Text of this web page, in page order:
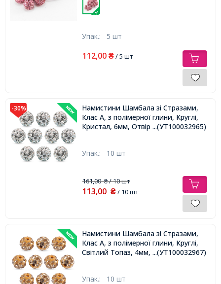
Упак.: 5 шт
112,00 ₴/ 5 шт
-30%
Намистини Шамбала зі Стразами,
Клас А, з полімерної глини, Круглі,
Кристал, 6мм, Отвір 1.2мм,...(УТ100032965)
Упак.: 10 шт
161,00₴/ 10 шт
113,00 ₴/ 10 шт
Намистини Шамбала зі Стразами,
Клас А, з полімерної глини, Круглі,
Світлий Топаз, 4мм, Отвір 1мм,
...(УТ100032967)
Упак.: 10 шт